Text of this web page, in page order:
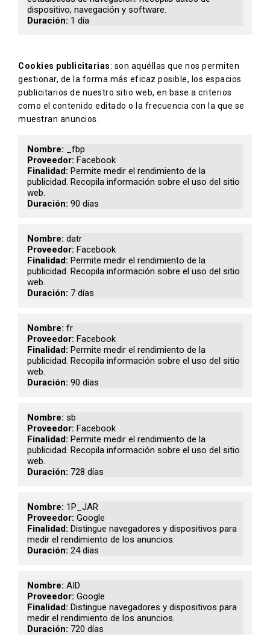
dispositivo, navegación y software.
1 día
Cookies publicitarias: son aquéllas que nos permiten
gestionar, de la forma más eficaz posible, los espacios
publicitarios de nuestro sitio web, en base a criterios
como el contenido editado o la frecuencia con la que se
muestran anuncios.
_fbp
Facebook
Permite medir el rendimiento de la
publicidad. Recopila información sobre el uso del sitio
web.
90 días
datr
Facebook
Permite medir el rendimiento de la
publicidad. Recopila información sobre el uso del sitio
web.
7 días
fr
Facebook
Permite medir el rendimiento de la
publicidad. Recopila información sobre el uso del sitio
web.
90 días
sb
Facebook
Permite medir el rendimiento de la
publicidad. Recopila información sobre el uso del sitio
web.
728 días
1P_JAR
Google
Distingue navegadores y dispositivos para
medir el rendimiento de los anuncios.
24 días
AID
Google
Distingue navegadores y dispositivos para
medir el rendimiento de los anuncios.
720 días